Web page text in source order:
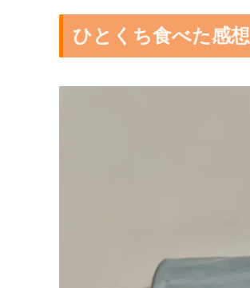
ひとくち食べた感想